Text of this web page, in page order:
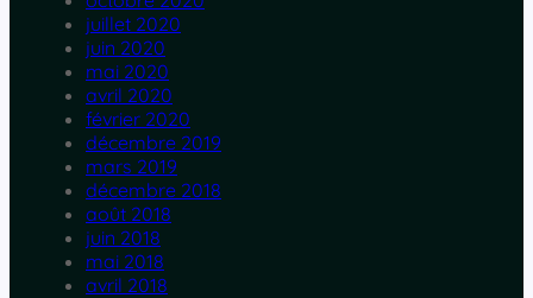
juillet 2020
juin 2020
mai 2020
avril 2020
février 2020
décembre 2019
mars 2019
décembre 2018
août 2018
juin 2018
mai 2018
avril 2018